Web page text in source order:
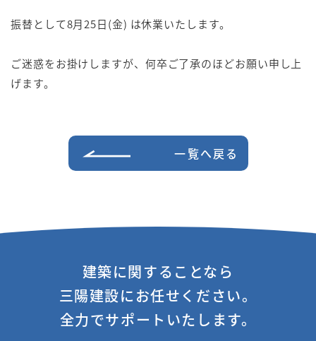
振替として8月25日(金) は休業いたします。
ご迷惑をお掛けしますが、何卒ご了承のほどお願い申し上
げます。
一覧へ戻る
建築に関することなら
三陽建設にお任せください。
全力でサポートいたします。